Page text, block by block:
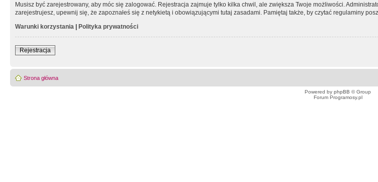
Musisz być zarejestrowany, aby móc się zalogować. Rejestracja zajmuje tylko kilka chwil, ale zwiększa Twoje możliwości.
zarejestrujesz, upewnij się, że zapoznałeś się z netykietą i obowiązującymi tutaj zasadami. Pamiętaj także, by czytać regulaminy
Warunki korzystania | Polityka prywatności
Rejestracja
Strona główna
Powered by phpBB © Group
Forum Programosy.pl